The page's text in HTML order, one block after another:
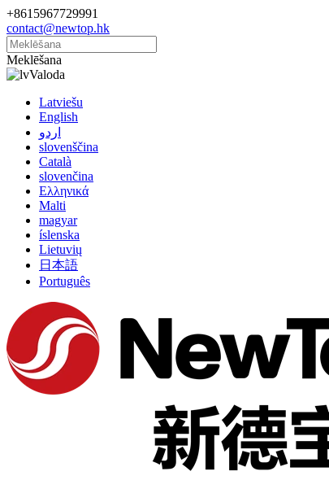
+8615967729991
contact@newtop.hk
Meklēšana
Valoda
Latviešu
English
اردو
slovenščina
Català
slovenčina
Ελληνικά
Malti
magyar
íslenska
Lietuvių
日本語
Português